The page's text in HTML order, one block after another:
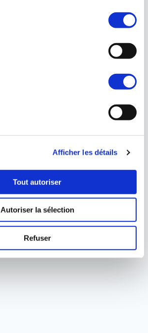
Afficher les détails
Tout autoriser
Autoriser la sélection
Refuser